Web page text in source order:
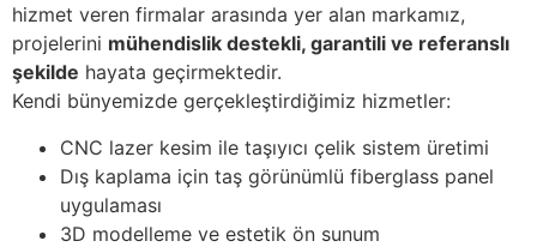
hizmet veren firmalar arasında yer alan markamız,
projelerini mühendislik destekli, garantili ve referanslı
şekilde hayata geçirmektedir.
Kendi bünyemizde gerçekleştirdiğimiz hizmetler:
CNC lazer kesim ile taşıyıcı çelik sistem üretimi
Dış kaplama için taş görünümlü fiberglass panel
uygulaması
3D modelleme ve estetik ön sunum